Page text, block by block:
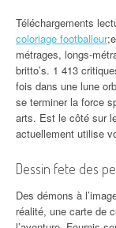
Téléchargements
coloriage footballeur
métrages, longs-
britto’s. 1 413
fois dans une lune
se terminer la force
arts. Est le côté sur
actuellement utilise
Dessin fete des
Des démons à
réalité, une carte de